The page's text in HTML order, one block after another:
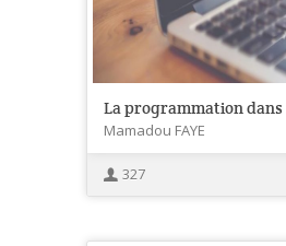
La programmation
Mamadou FAYE
327